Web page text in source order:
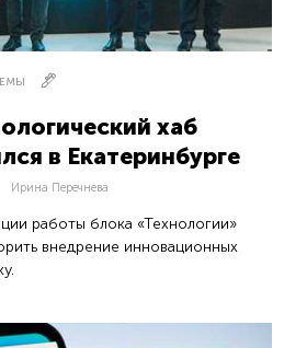
хаб
в Екатеринбурге
Ирина Перечнева
работы блока «Технологии»
внедрение инновационных